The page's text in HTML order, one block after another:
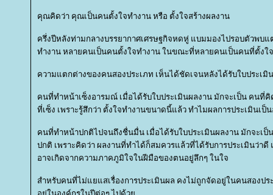
คุณคิดว่า คุณเป็นคนตั้งใจทำงาน หรือ ตั้งใจสร้างผลงาน
ครึ่งปีหลังท่ามกลางบรรยากาศเศรษฐกิจหดหู่ แบมมองไปรอบตัวพบ
ทำงาน หลายคนเป็นคนตั้งใจทำงาน ในขณะที่หลายคนเป็นคนที่ตั้งใ
ความแตกต่างของคนสองประเภท เห็นได้ชัดเจนหลังได้รับใบประเมิ
คนที่ทำหน้าเซ็งอารมณ์ เมื่อได้รับใบประเมินผลงาน มักจะเป็น คนที่คิ
ที่เซ็ง เพราะรู้สึกว่า ตั้งใจทำงานขนาดนี้แล้ว ทำไมผลการประเมินเป็
คนที่ทำหน้าปกติไปจนถึงชื่นมื่น เมื่อได้รับใบประเมินผลงาน มักจะเป็
ปกติ เพราะคิดว่า ผลงานที่ทำได้ก็สมควรแล้วที่ได้รับการประเมินว่า
อาจเกิดจากความภาคภูมิใจในฝีมือของตนอยู่ลึกๆ ในใจ
สำหรับคนที่ไม่แยแสเรื่องการประเมินผล คงไม่ถูกจัดอยู่ในคนสองป